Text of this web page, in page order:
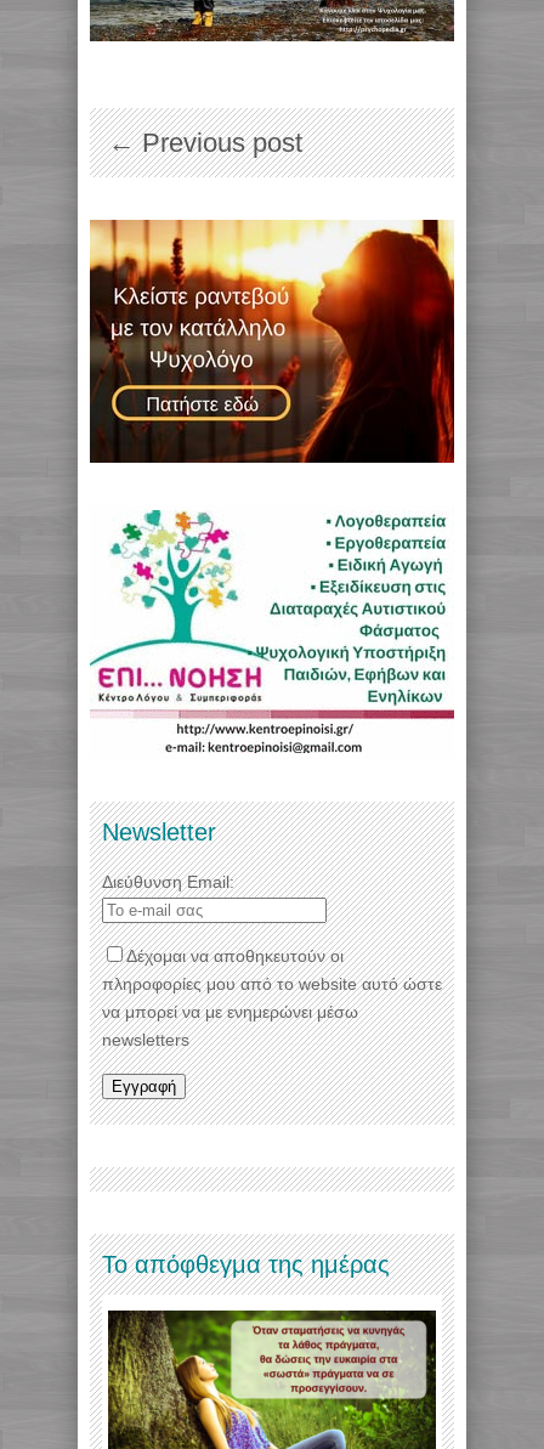
← Previous post
Newsletter
Διεύθυνση Email:
Δέχομαι να αποθηκευτούν οι
πληροφορίες μου από το website αυτό ώστε
να μπορεί να με ενημερώνει μέσω
newsletters
Το απόφθεγμα της ημέρας